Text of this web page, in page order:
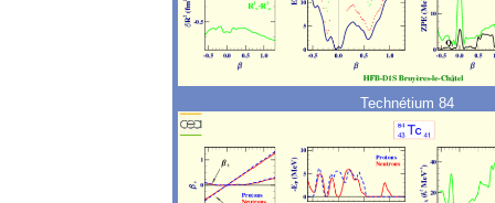
Technétium 84